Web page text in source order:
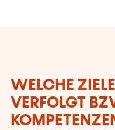
WELCHE
VERFOLGT